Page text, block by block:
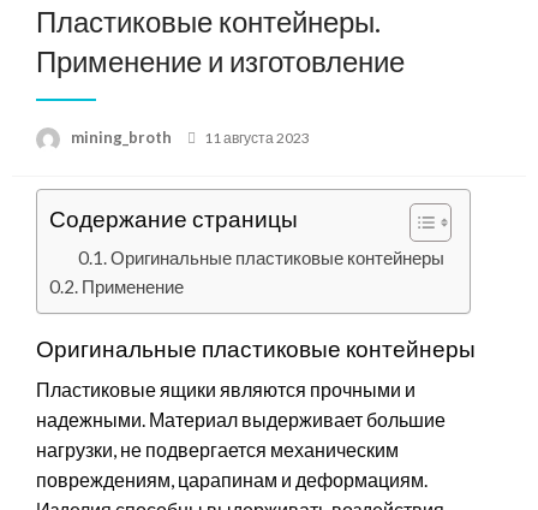
Пластиковые контейнеры.
Применение и изготовление
mining_broth
Posted
11 августа 2023
Содержание страницы
Оригинальные пластиковые контейнеры
Применение
Оригинальные пластиковые контейнеры
Пластиковые ящики являются прочными и
надежными. Материал выдерживает большие
нагрузки, не подвергается механическим
повреждениям, царапинам и деформациям.